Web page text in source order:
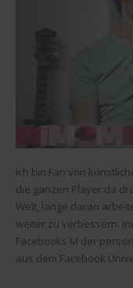
Ich bin Fan von
die ganzen Player da
Welt, lange daran
weiter zu verbessern.
Facebooks M der
aus dem Facebook